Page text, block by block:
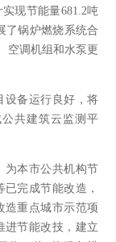
现节能量681.2吨
了锅炉燃烧系统合
空调机组和水泵更
设备运行良好，将
共建筑云监测平
为本市公共机构节
完成节能改造，
造重点城市示范项
进节能改技，建立